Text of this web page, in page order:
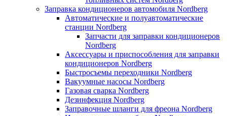
Заправка кондиционеров автомобиля Nordberg
Автоматические и полуавтоматические
станции Nordberg
Запчасти для заправки кондиционеров
Nordberg
Аксессуары и приспособления для заправки
кондиционеров Nordberg
Быстросъемы переходники Nordberg
Вакуумные насосы Nordberg
Газовая сварка Nordberg
Дезинфекция Nordberg
Заправочные шланги для фреона Nordberg